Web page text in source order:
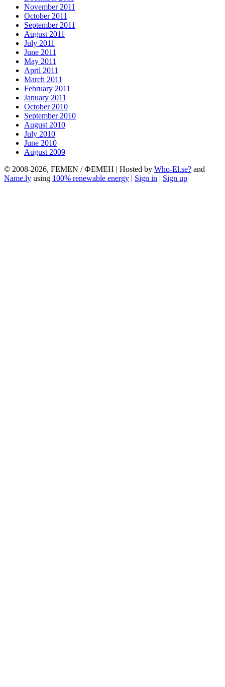
November 2011
October 2011
September 2011
August 2011
July 2011
June 2011
May 2011
April 2011
March 2011
February 2011
January 2011
October 2010
September 2010
August 2010
July 2010
June 2010
August 2009
© 2008-2026, FEMEN / ФЕМЕН | Hosted by Who-El.se? and
Name.ly using 100% renewable energy | Sign in | Sign up